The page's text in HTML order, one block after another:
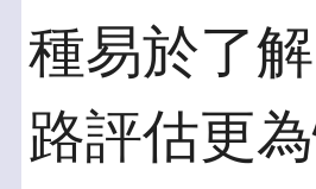
種易於了
路評估更